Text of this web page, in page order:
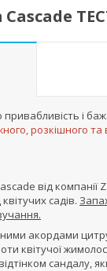
і
розкішного
від компанії
садів.
акордами
квітучої